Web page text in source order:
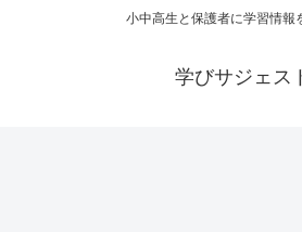
小中高生と保護者に学習情報
学びサジェス